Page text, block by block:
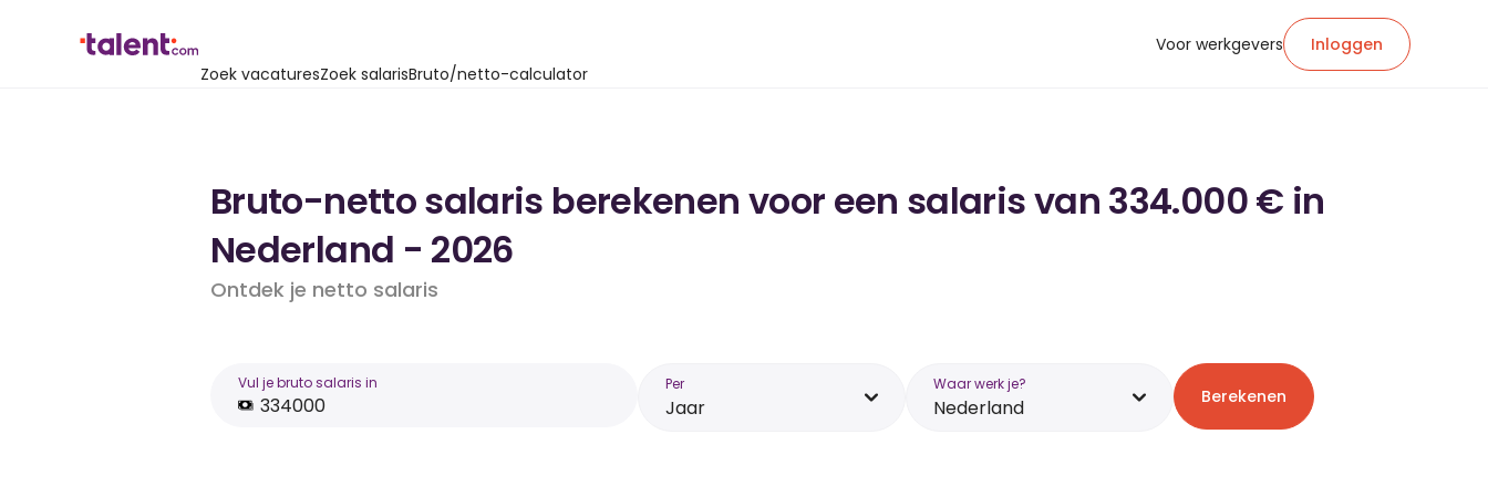
Zoek vacaturesZoek salarisBruto/netto-calculator
Voor werkgevers Inloggen
Bruto-netto salaris berekenen voor een salaris van 334.000 € in
Nederland - 2026
Ontdek je netto salaris
Vul je bruto salaris in Per
Jaar
Waar werk je?
Nederland Berekenen